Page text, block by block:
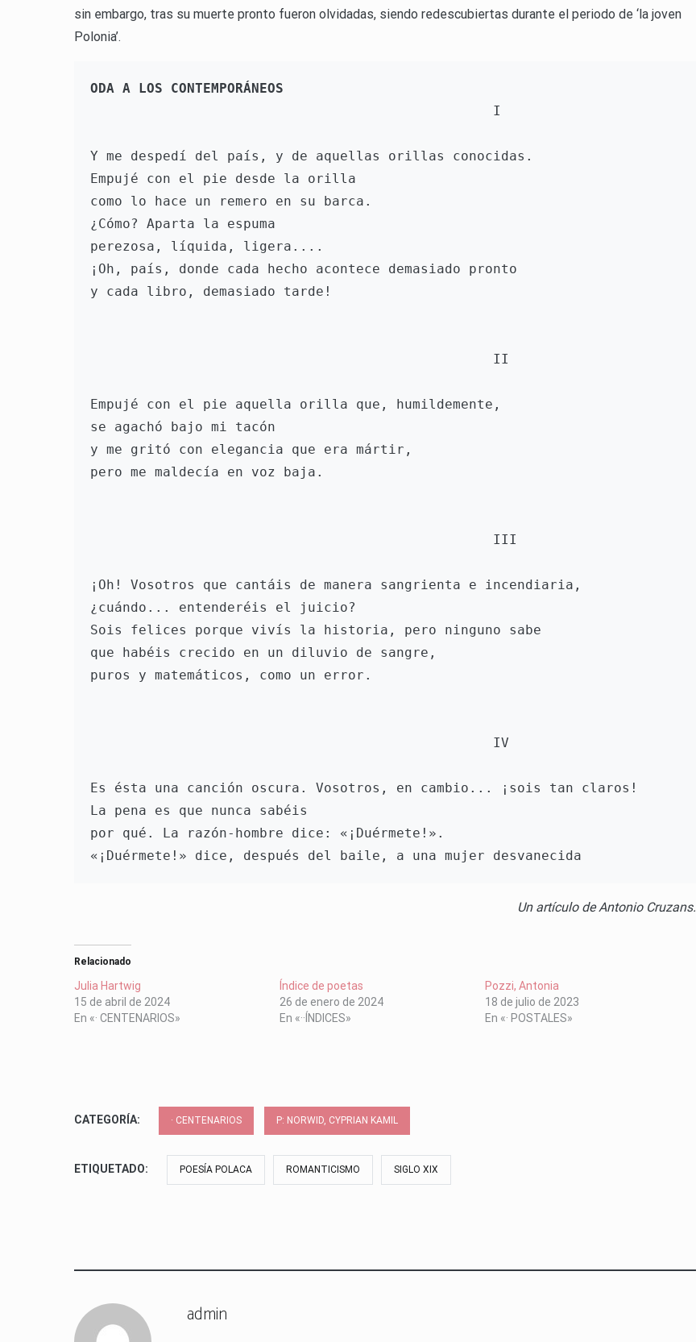
sin embargo, tras su muerte pronto fueron olvidadas, siendo redescubiertas durante el periodo de ‘la joven
Polonia’.
ODA A LOS CONTEMPORÁNEOS
                                                  I
Y me despedí del país, y de aquellas orillas conocidas.
Empujé con el pie desde la orilla
como lo hace un remero en su barca.
¿Cómo? Aparta la espuma
perezosa, líquida, ligera....
¡Oh, país, donde cada hecho acontece demasiado pronto
y cada libro, demasiado tarde!
                                                  II
Empujé con el pie aquella orilla que, humildemente,
se agachó bajo mi tacón
y me gritó con elegancia que era mártir,
pero me maldecía en voz baja.
                                                  III
¡Oh! Vosotros que cantáis de manera sangrienta e incendiaria,
¿cuándo... entenderéis el juicio?
Sois felices porque vivís la historia, pero ninguno sabe
que habéis crecido en un diluvio de sangre,
puros y matemáticos, como un error.
                                                  IV
Es ésta una canción oscura. Vosotros, en cambio... ¡sois tan claros!
La pena es que nunca sabéis
por qué. La razón-hombre dice: «¡Duérmete!».
«¡Duérmete!» dice, después del baile, a una mujer desvanecida
Un artículo de Antonio Cruzans.
Relacionado
Julia Hartwig
15 de abril de 2024
En «· CENTENARIOS»
Índice de poetas
26 de enero de 2024
En «··ÍNDICES»
Pozzi, Antonia
18 de julio de 2023
En «· POSTALES»
CATEGORÍA: · CENTENARIOS P: NORWID, CYPRIAN KAMIL
ETIQUETADO: POESÍA POLACA ROMANTICISMO SIGLO XIX
admin